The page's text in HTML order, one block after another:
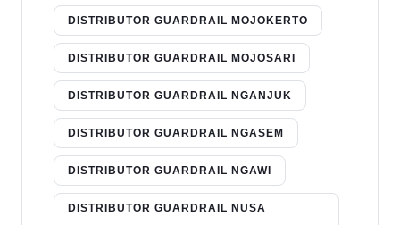
DISTRIBUTOR GUARDRAIL MOJOKERTO
DISTRIBUTOR GUARDRAIL MOJOSARI
DISTRIBUTOR GUARDRAIL NGANJUK
DISTRIBUTOR GUARDRAIL NGASEM
DISTRIBUTOR GUARDRAIL NGAWI
DISTRIBUTOR GUARDRAIL NUSA